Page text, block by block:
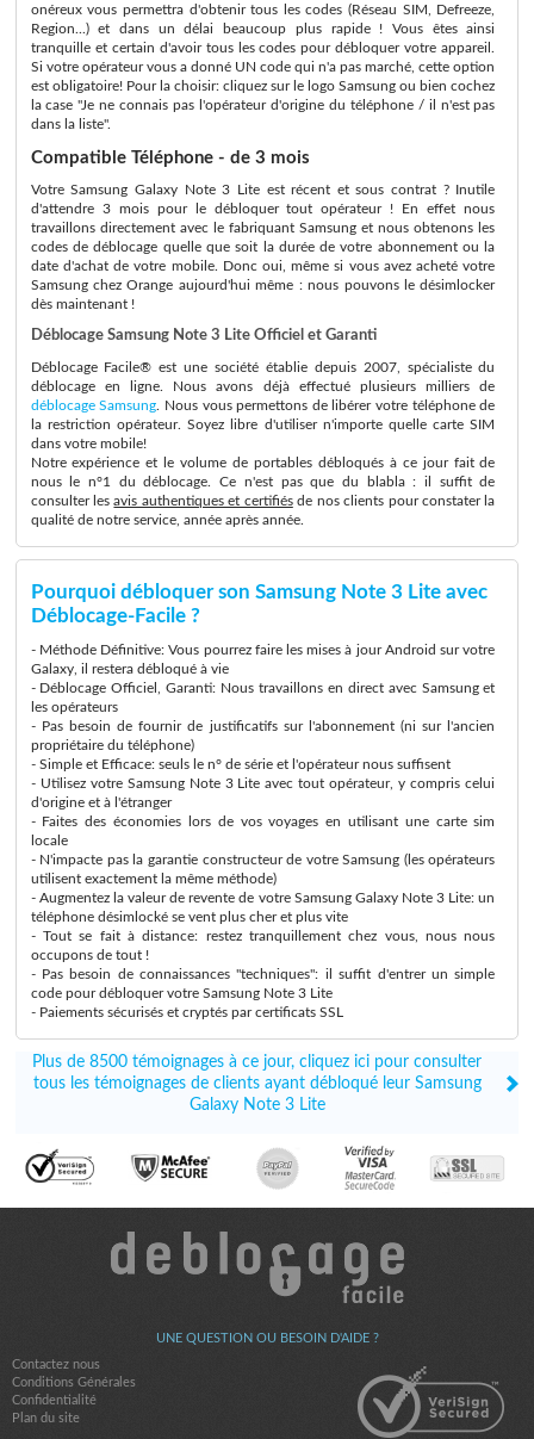
onéreux vous permettra d'obtenir tous les codes (Réseau SIM, Defreeze,
Region...) et dans un délai beaucoup plus rapide ! Vous êtes ainsi
tranquille et certain d'avoir tous les codes pour débloquer votre appareil.
Si votre opérateur vous a donné UN code qui n'a pas marché, cette option
est obligatoire! Pour la choisir: cliquez sur le logo Samsung ou bien cochez
la case "Je ne connais pas l'opérateur d'origine du téléphone / il n'est pas
dans la liste".
Compatible Téléphone - de 3 mois
Votre Samsung Galaxy Note 3 Lite est récent et sous contrat ? Inutile
d'attendre 3 mois pour le débloquer tout opérateur ! En effet nous
travaillons directement avec le fabriquant Samsung et nous obtenons les
codes de déblocage quelle que soit la durée de votre abonnement ou la
date d'achat de votre mobile. Donc oui, même si vous avez acheté votre
Samsung chez Orange aujourd'hui même : nous pouvons le désimlocker
dès maintenant !
Déblocage Samsung Note 3 Lite Officiel et Garanti
Déblocage Facile® est une société établie depuis 2007, spécialiste du
déblocage en ligne. Nous avons déjà effectué plusieurs milliers de
déblocage Samsung . Nous vous permettons de libérer votre téléphone de
la restriction opérateur. Soyez libre d'utiliser n'importe quelle carte SIM
dans votre mobile!
Notre expérience et le volume de portables débloqués à ce jour fait de
nous le n°1 du déblocage. Ce n'est pas que du blabla : il suffit de
consulter lesavis authentiques et certifiésde nos clients pour constater la
qualité de notre service, année après année.
Pourquoi débloquer son Samsung Note 3 Lite avec
Déblocage-Facile ?
- Méthode Définitive: Vous pourrez faire les mises à jour Android sur votre
Galaxy, il restera débloqué à vie
- Déblocage Officiel, Garanti: Nous travaillons en direct avec Samsung et
les opérateurs
- Pas besoin de fournir de justificatifs sur l'abonnement (ni sur l'ancien
propriétaire du téléphone)
- Simple et Efficace: seuls le n° de série et l'opérateur nous suffisent
- Utilisez votre Samsung Note 3 Lite avec tout opérateur, y compris celui
d'origine et à l'étranger
- Faites des économies lors de vos voyages en utilisant une carte sim
locale
- N'impacte pas la garantie constructeur de votre Samsung (les opérateurs
utilisent exactement la même méthode)
- Augmentez la valeur de revente de votre Samsung Galaxy Note 3 Lite: un
téléphone désimlocké se vent plus cher et plus vite
- Tout se fait à distance: restez tranquillement chez vous, nous nous
occupons de tout !
- Pas besoin de connaissances "techniques": il suffit d'entrer un simple
code pour débloquer votre Samsung Note 3 Lite
- Paiements sécurisés et cryptés par certificats SSL
Plus de 8500 témoignages à ce jour, cliquez ici pour consulter
tous les témoignages de clients ayant débloqué leur Samsung
Galaxy Note 3 Lite
UNE QUESTION OU BESOIN D'AIDE ?
Contactez nous
Conditions Générales
Confidentialité
Plan du site